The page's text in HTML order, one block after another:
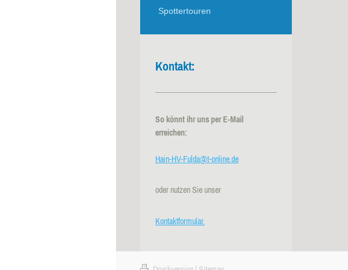
Spottertouren
Kontakt:
So könnt ihr uns per E-Mail
erreichen:
Hain-HV-Fulda@t-online.de
oder nutzen Sie unser
Kontaktformular.